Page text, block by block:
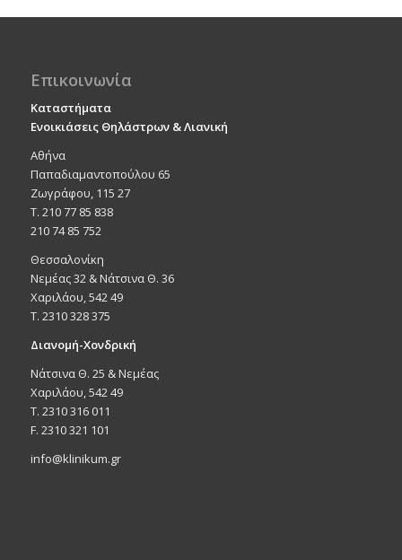
Επικοινωνία
Καταστήματα
Ενοικιάσεις Θηλάστρων & Λιανική
Αθήνα
Παπαδιαμαντοπούλου 65
Ζωγράφου, 115 27
Τ. 210 77 85 838
210 74 85 752
Θεσσαλονίκη
Νεμέας 32 & Νάτσινα Θ. 36
Χαριλάου, 542 49
T. 2310 328 375
Διανομή-Χονδρική
Νάτσινα Θ. 25 & Νεμέας
Χαριλάου, 542 49
T. 2310 316 011
F. 2310 321 101
info@klinikum.gr